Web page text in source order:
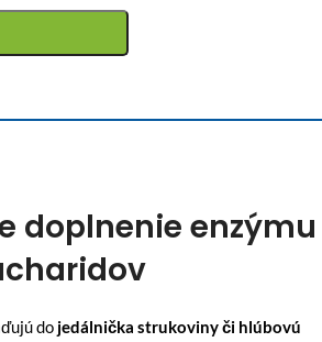
doplnenie enzýmu
do jedálnička strukoviny či hlúbovú